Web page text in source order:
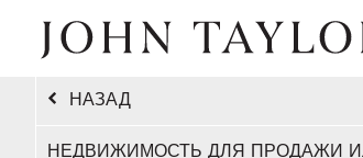
НАЗАД
НЕДВИЖИМОСТЬ ДЛЯ ПРОДАЖИ